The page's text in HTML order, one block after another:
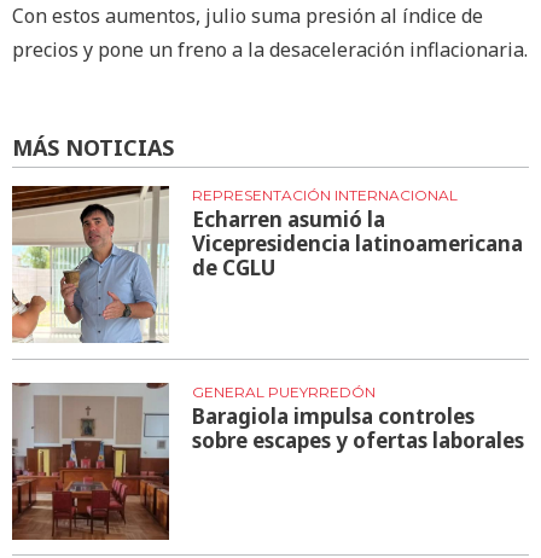
Con estos aumentos, julio suma presión al índice de
precios y pone un freno a la desaceleración inflacionaria.
MÁS NOTICIAS
REPRESENTACIÓN INTERNACIONAL
Echarren asumió la
Vicepresidencia latinoamericana
de CGLU
GENERAL PUEYRREDÓN
Baragiola impulsa controles
sobre escapes y ofertas laborales